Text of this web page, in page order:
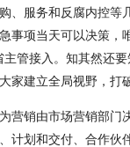
、服务和反腐内控等
事项当天可以决策，
管接入。知其然还
家建立全局视野，打
营销由市场营销部门
计划和交付、合作伙